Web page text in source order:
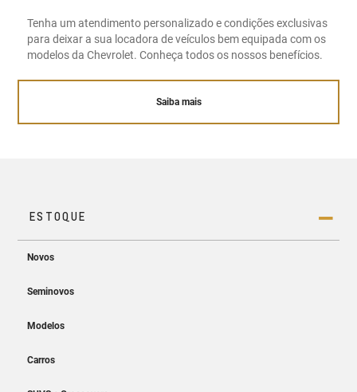
Tenha um atendimento personalizado e condições exclusivas
para deixar a sua locadora de veículos bem equipada com os
modelos da Chevrolet. Conheça todos os nossos benefícios.
Saiba mais